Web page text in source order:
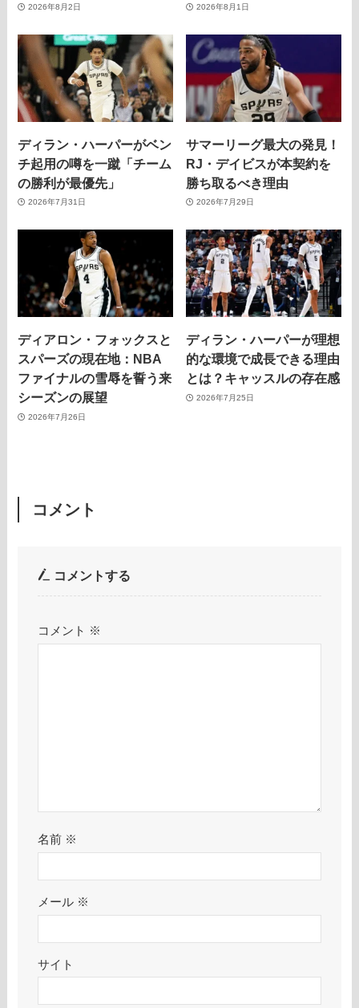
2026年8月2日 2026年8月1日
ディラン・ハーパーがベン
チ起用の噂を一蹴「チーム
の勝利が最優先」
2026年7月31日
サマーリーグ最大の発見！
RJ・デイビスが本契約を
勝ち取るべき理由
2026年7月29日
ディアロン・フォックスと
スパーズの現在地：NBA
ファイナルの雪辱を誓う来
シーズンの展望
2026年7月26日
ディラン・ハーパーが理想
的な環境で成長できる理由
とは？キャッスルの存在感
2026年7月25日
コメント
コメントする
コメント ※
名前 ※
メール ※
サイト